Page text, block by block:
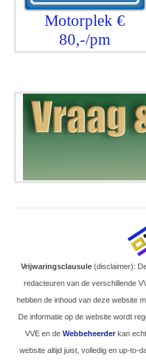
Motorplek €
80,-/pm
Vrijwaringsclausule(disclaimer):
redacteuren van de verschillende
hebben de inhoud van deze website
De informatie op de website wordt
VVE en de Webbeheerderkan
website altijd juist, volledig en up-to-